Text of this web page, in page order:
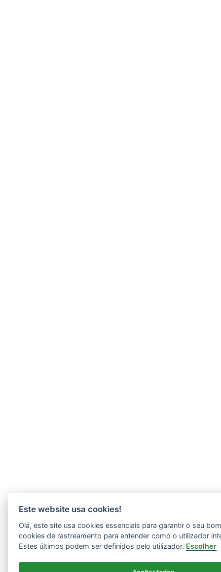
Este website usa cookies!
Olá, este site usa cookies essenciais para garantir o seu
cookies de rastreamento para entender como o utilizador
Estes últimos podem ser definidos pelo utilizador. Escolher